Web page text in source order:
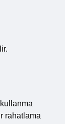
rahatlama